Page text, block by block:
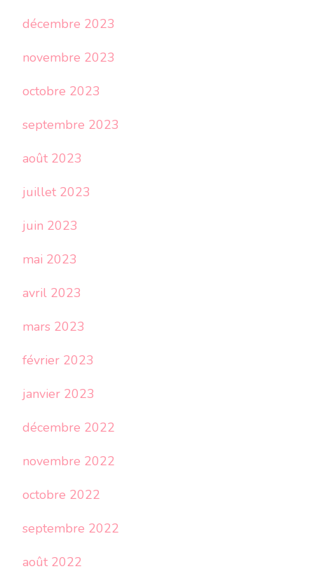
décembre 2023
novembre 2023
octobre 2023
septembre 2023
août 2023
juillet 2023
juin 2023
mai 2023
avril 2023
mars 2023
février 2023
janvier 2023
décembre 2022
novembre 2022
octobre 2022
septembre 2022
août 2022